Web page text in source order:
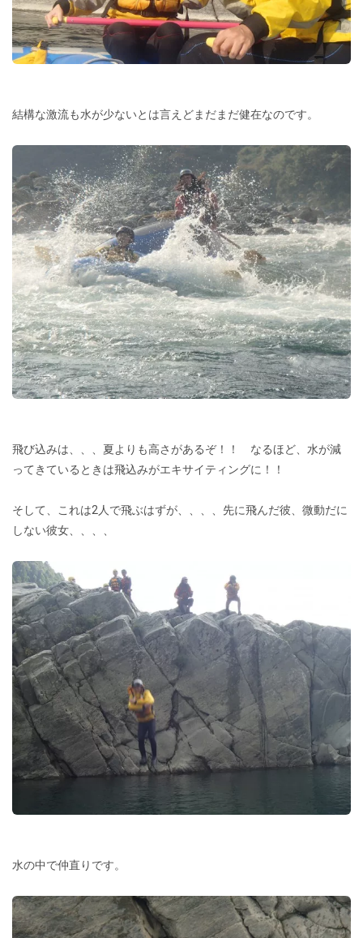
結構な激流も水が少ないとは言えどまだまだ健在なのです。
飛び込みは、、、夏よりも高さがあるぞ！！ なるほど、水が減
ってきているときは飛込みがエキサイティングに！！
そして、これは2人で飛ぶはずが、、、、先に飛んだ彼、微動だに
しない彼女、、、、
水の中で仲直りです。